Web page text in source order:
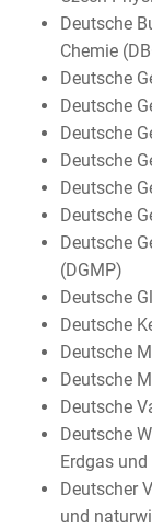
Deutsche
Chemie
Deutsche
Deutsche
Deutsche
Deutsche
Deutsche
Deutsche
Deutsche
(DGMP)
Deutsche
Deutsche
Deutsche
Deutsche
Deutsche
Deutsche
Erdgas
Deutscher
und